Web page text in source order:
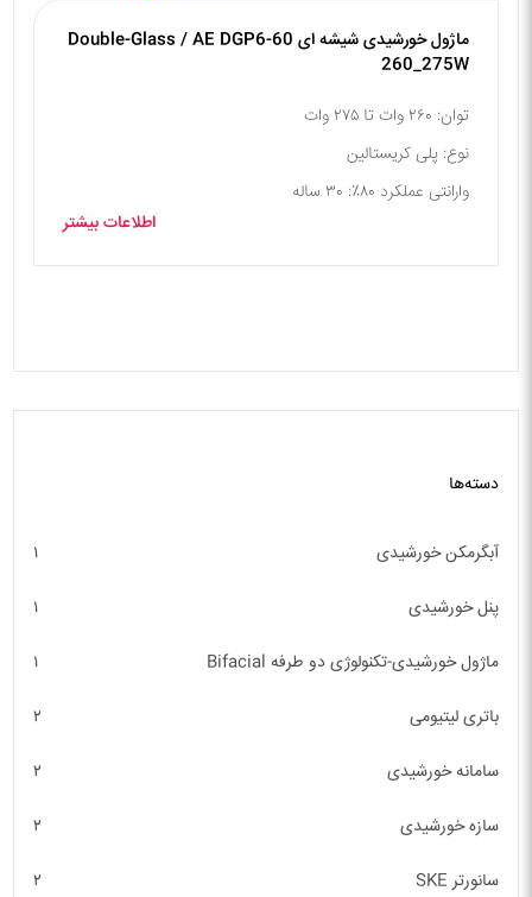
ماژول خورشیدی شیشه ای Double-Glass / AE DGP6-60
260_275W
توان: ۲۶۰ وات تا ۲۷۵ وات
نوع: پلی کریستالین
وارانتی عملکرد ۸۰٪: ۳۰ ساله
اطلاعات بیشتر
دسته‌ها
آبگرمکن خورشیدی ۱
پنل خورشیدی ۱
ماژول خورشیدی-تکنولوژی دو طرفه Bifacial ۱
باتری لیتیومی ۲
سامانه خورشیدی ۲
سازه خورشیدی ۲
سانورتر SKE ۲